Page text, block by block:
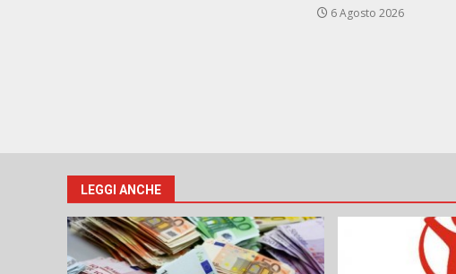
6 Agosto 2026
LEGGI ANCHE